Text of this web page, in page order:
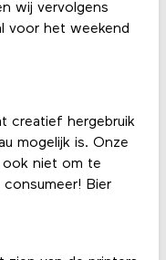
wij vervolgens
voor het weekend
creatief hergebruik
mogelijk is. Onze
ook niet om te
consumeer! Bier